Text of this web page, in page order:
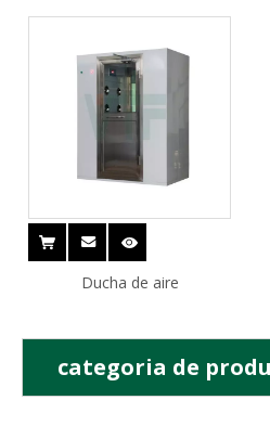
Ducha de aire
categoria de